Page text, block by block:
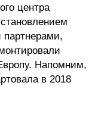
центра
Напомним,
в 2018